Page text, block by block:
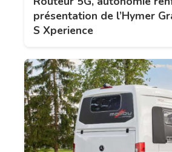
présentation de l’Hymer
S Xperience